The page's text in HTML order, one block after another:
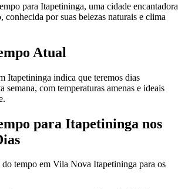
para Itapetininga, uma cidade encantadora
conhecida por suas belezas naturais e clima
Atual
Itapetininga indica que teremos dias
semana, com temperaturas amenas e ideais
para Itapetininga nos
tempo em Vila Nova Itapetininga para os